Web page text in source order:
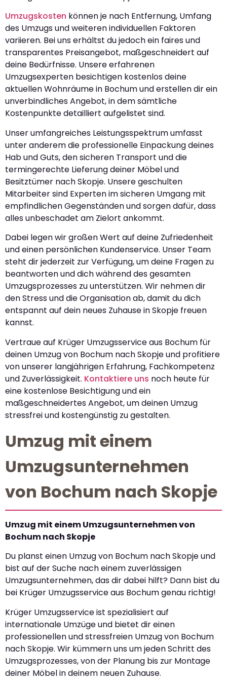
Umzugskosten können je nach Entfernung, Umfang
des Umzugs und weiteren individuellen Faktoren
variieren. Bei uns erhältst du jedoch ein faires und
transparentes Preisangebot, maßgeschneidert auf
deine Bedürfnisse. Unsere erfahrenen
Umzugsexperten besichtigen kostenlos deine
aktuellen Wohnräume in Bochum und erstellen dir ein
unverbindliches Angebot, in dem sämtliche
Kostenpunkte detailliert aufgelistet sind.
Unser umfangreiches Leistungsspektrum umfasst
unter anderem die professionelle Einpackung deines
Hab und Guts, den sicheren Transport und die
termingerechte Lieferung deiner Möbel und
Besitztümer nach Skopje. Unsere geschulten
Mitarbeiter sind Experten im sicheren Umgang mit
empfindlichen Gegenständen und sorgen dafür, dass
alles unbeschadet am Zielort ankommt.
Dabei legen wir großen Wert auf deine Zufriedenheit
und einen persönlichen Kundenservice. Unser Team
steht dir jederzeit zur Verfügung, um deine Fragen zu
beantworten und dich während des gesamten
Umzugsprozesses zu unterstützen. Wir nehmen dir
den Stress und die Organisation ab, damit du dich
entspannt auf dein neues Zuhause in Skopje freuen
kannst.
Vertraue auf Krüger Umzugsservice aus Bochum für
deinen Umzug von Bochum nach Skopje und profitiere
von unserer langjährigen Erfahrung, Fachkompetenz
und Zuverlässigkeit. Kontaktiere uns noch heute für
eine kostenlose Besichtigung und ein
maßgeschneidertes Angebot, um deinen Umzug
stressfrei und kostengünstig zu gestalten.
Umzug mit einem
Umzugsunternehmen
von Bochum nach Skopje
Umzug mit einem Umzugsunternehmen von
Bochum nach Skopje
Du planst einen Umzug von Bochum nach Skopje und
bist auf der Suche nach einem zuverlässigen
Umzugsunternehmen, das dir dabei hilft? Dann bist du
bei Krüger Umzugsservice aus Bochum genau richtig!
Krüger Umzugsservice ist spezialisiert auf
internationale Umzüge und bietet dir einen
professionellen und stressfreien Umzug von Bochum
nach Skopje. Wir kümmern uns um jeden Schritt des
Umzugsprozesses, von der Planung bis zur Montage
deiner Möbel in deinem neuen Zuhause.